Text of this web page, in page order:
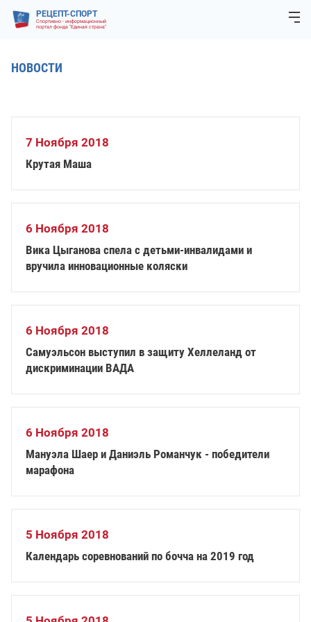
РЕЦЕПТ-СПОРТ
Спортивно - информационный
портал фонда "Единая страна"
НОВОСТИ
7 Ноября 2018
Крутая Маша
6 Ноября 2018
Вика Цыганова спела с детьми-инвалидами и
вручила инновационные коляски
6 Ноября 2018
Самуэльсон выступил в защиту Хеллеланд от
дискриминации ВАДА
6 Ноября 2018
Мануэла Шаер и Даниэль Романчук - победители
марафона
5 Ноября 2018
Календарь соревнований по бочча на 2019 год